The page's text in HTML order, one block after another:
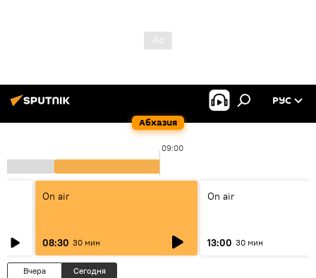
Абхазия
РУС
09:00
On air
08:30 30 мин
On air
13:00 30 мин
Вчера Сегодня